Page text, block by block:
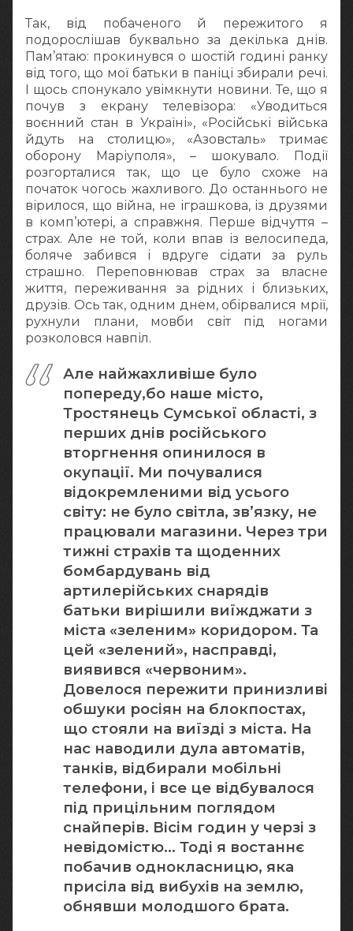
Так, від побаченого й пережитого я
подорослішав буквально за декілька днів.
Пам’ятаю: прокинувся о шостій годині ранку
від того, що мої батьки в паніці збирали речі.
І щось спонукало увімкнути новини. Те, що я
почув з екрану телевізора: «Уводиться
воєнний стан в Україні», «Російські війська
йдуть на столицю», «Азовсталь» тримає
оборону Маріуполя», – шокувало. Події
розгорталися так, що це було схоже на
початок чогось жахливого. До останнього не
вірилося, що війна, не іграшкова, із друзями
в комп’ютері, а справжня. Перше відчуття –
страх. Але не той, коли впав із велосипеда,
боляче забився і вдруге сідати за руль
страшно. Переповнював страх за власне
життя, переживання за рідних і близьких,
друзів. Ось так, одним днем, обірвалися мрії,
рухнули плани, мовби світ під ногами
розколовся навпіл.
Але найжахливіше було
попереду,бо наше місто,
Тростянець Сумської області, з
перших днів російського
вторгнення опинилося в
окупації. Ми почувалися
відокремленими від усього
світу: не було світла, зв’язку, не
працювали магазини. Через три
тижні страхів та щоденних
бомбардувань від
артилерійських снарядів
батьки вирішили виїжджати з
міста «зеленим» коридором. Та
цей «зелений», насправді,
виявився «червоним».
Довелося пережити принизливі
обшуки росіян на блокпостах,
що стояли на виїзді з міста. На
нас наводили дула автоматів,
танків, відбирали мобільні
телефони, і все це відбувалося
під прицільним поглядом
снайперів. Вісім годин у черзі з
невідомістю… Тоді я востаннє
побачив однокласницю, яка
присіла від вибухів на землю,
обнявши молодшого брата.